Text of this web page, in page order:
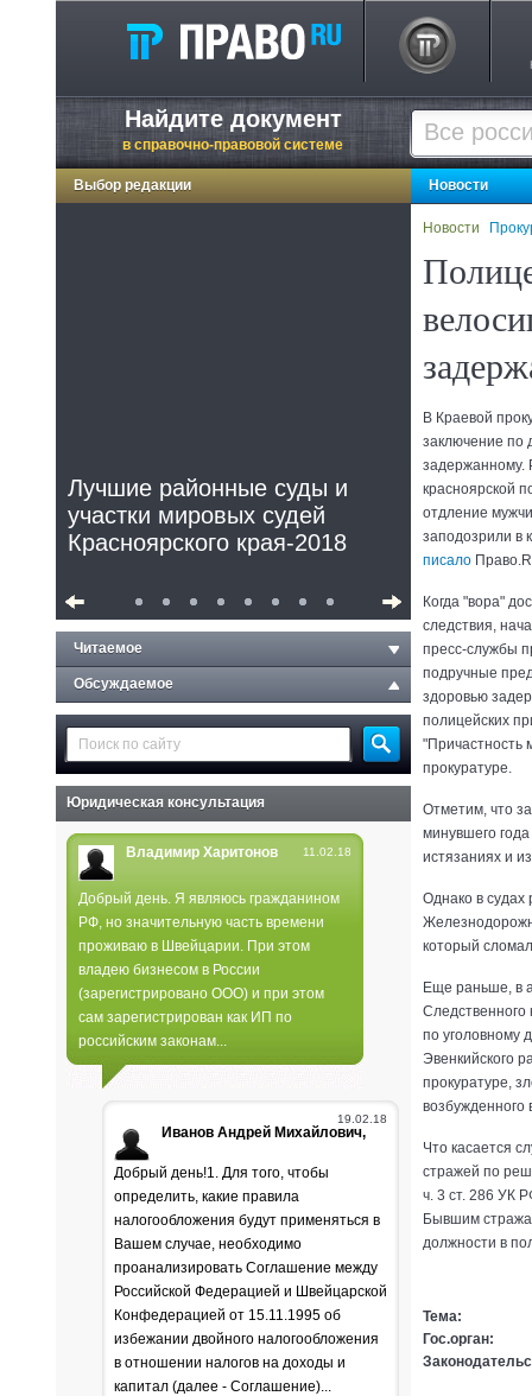
Найдите документ
в справочно-правовой системе
Выбор редакции
Лучшие районные суды и
участки мировых судей
Красноярского края-2018
Полиция не нашла следов
поджога в лесах края
Генпрокуратура
раскритиковала положение
дел в лесной отрасли
Читаемое
Обсуждаемое
Юридическая консультация
11.02.18
Владимир Харитонов
Добрый день. Я являюсь гражданином
РФ, но значительную часть времени
проживаю в Швейцарии. При этом
владею бизнесом в России
(зарегистрировано ООО) и при этом
сам зарегистрирован как ИП по
российским законам...
19.02.18
Иванов Андрей Михайлович,
Добрый день!1. Для того, чтобы
определить, какие правила
налогообложения будут применяться в
Вашем случае, необходимо
проанализировать Соглашение между
Российской Федерацией и Швейцарской
Конфедерацией от 15.11.1995 об
избежании двойного налогообложения
в отношении налогов на доходы и
капитал (далее - Соглашение)...
Новости
Новости
В Краевой
заключение по
задержанному.
красноярской
отдление
заподозрили в
писало
Когда "вора"
следствия,
пресс-службы
подручные
здоровью
полицейских
"Причастность
прокуратуре.
Отметим, что
минувшего
истязаниях и
Однако в судах
который
Еще раньше, в
Следственного
по уголовному
Эвенкийского
прокуратуре,
возбужденного
Что касается
стражей по
ч. 3 ст. 286 УК
Бывшим
должности в
Тема:
Гос.орган: